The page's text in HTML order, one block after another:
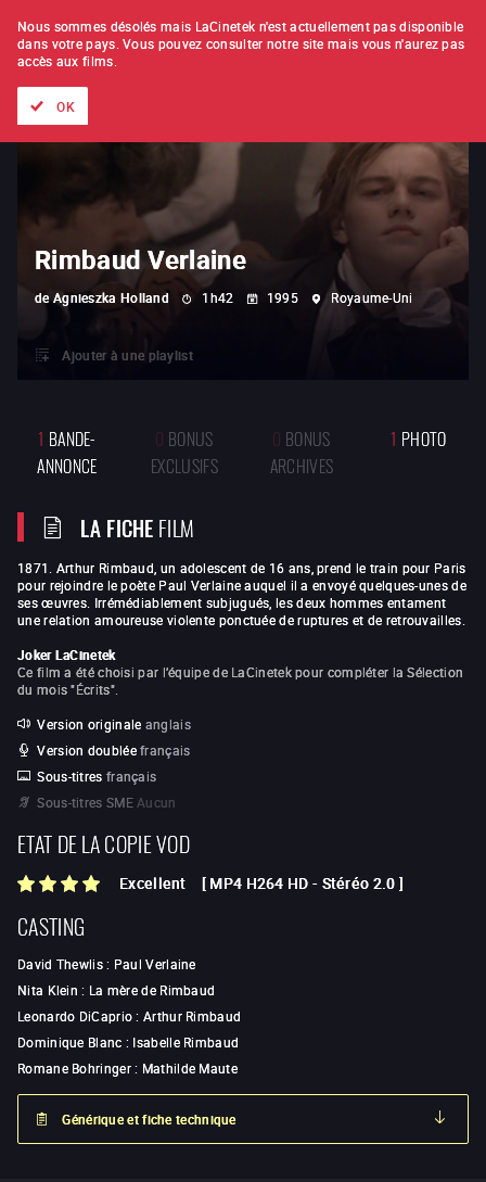
À L'UNITÉ ABONNEMENT
Rimbaud Verlaine
de Agnieszka Holland 1h42 1995 Royaume-Uni
Ajouter à une playlist
1 BANDE-
ANNONCE
0 BONUS
EXCLUSIFS
0 BONUS
ARCHIVES
1 PHOTO
LA FICHEFILM
1871. Arthur Rimbaud, un adolescent de 16 ans, prend le train pour Paris
pour rejoindre le poète Paul Verlaine auquel il a envoyé quelques-unes de
ses œuvres. Irrémédiablement subjugués, les deux hommes entament
une relation amoureuse violente ponctuée de ruptures et de retrouvailles.
Joker LaCinetek
Ce film a été choisi par l’équipe de LaCinetek pour compléter la Sélection
du mois "Écrits".
Version originale anglais
Version doublée français
Sous-titres français
Sous-titres SME Aucun
ETAT DE LA COPIE VOD
Excellent [ MP4 H264 HD - Stéréo 2.0 ]
CASTING
David Thewlis: Paul Verlaine
Nita Klein : La mère de Rimbaud
Leonardo DiCaprio:Arthur Rimbaud
Dominique Blanc : Isabelle Rimbaud
Romane Bohringer: Mathilde Maute
Générique et fiche technique
Nous sommes désolés mais LaCinetek n'est actuellement pas disponible
dans votre pays. Vous pouvez consulter notre site mais vous n'aurez pas
accès aux films.
OK